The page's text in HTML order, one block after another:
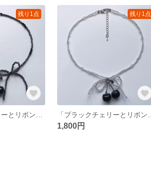
残り1点 残り1点
1,800円